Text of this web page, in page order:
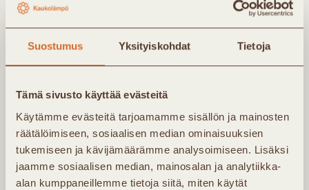
Suostumus Yksityiskohdat Tietoja
Tämä sivusto käyttää evästeitä
Käytämme evästeitä tarjoamamme sisällön ja mainosten
räätälöimiseen, sosiaalisen median ominaisuuksien
tukemiseen ja kävijämäärämme analysoimiseen. Lisäksi
jaamme sosiaalisen median, mainosalan ja analytiikka-
alan kumppaneillemme tietoja siitä, miten käytät